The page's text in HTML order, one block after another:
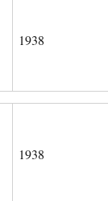
1938
1938